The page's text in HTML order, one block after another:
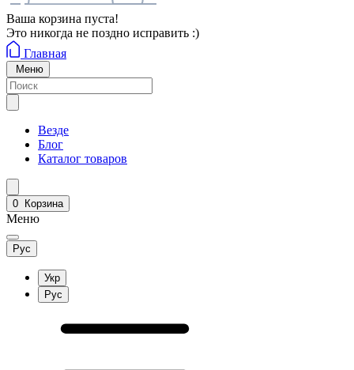
Ваша корзина пуста!
Это никогда не поздно исправить :)
Главная
Меню
Везде
Блог
Каталог товаров
0 Корзина
Меню
Рус
Укр
Рус